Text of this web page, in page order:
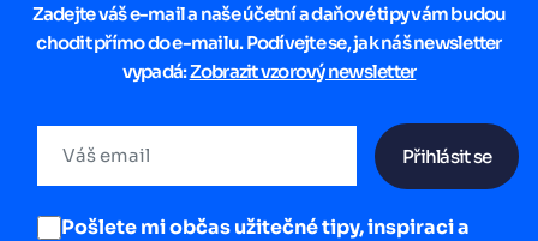
Zadejte váš e-mail a naše účetní a daňové tipy vám budou
chodit přímo do e-mailu. Podívejte se, jak náš newsletter
vypadá:Zobrazit vzorový newsletter
Přihlásit se
Pošlete mi občas užitečné tipy, inspiraci a